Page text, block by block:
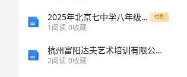
2025年北京七中学八年级物理第一学期期中调研模拟试题（含答案） 付费
1阅读 0收藏
杭州富阳达夫艺术培训有限公司介绍企业发展分析报告
2阅读 0收藏